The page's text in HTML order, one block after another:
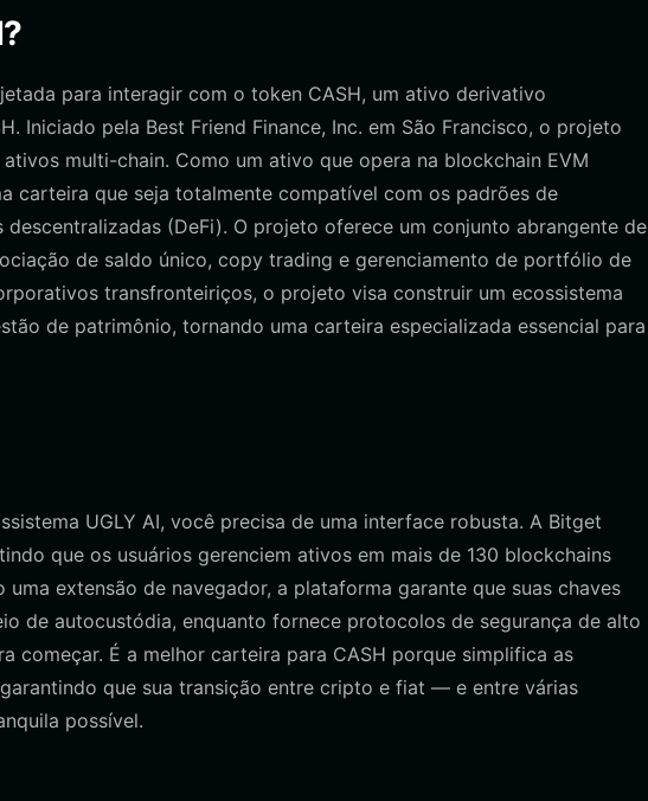
para interagir com o token CASH, um ativo derivativo
Iniciado pela Best Friend Finance, Inc. em São Francisco, o projeto
multi-chain. Como um ativo que opera na blockchain EVM
carteira que seja totalmente compatível com os padrões de
(DeFi). O projeto oferece um conjunto abrangente de
de saldo único, copy trading e gerenciamento de portfólio de
transfronteiriços, o projeto visa construir um ecossistema
de patrimônio, tornando uma carteira especializada essencial para
UGLY AI, você precisa de uma interface robusta. A Bitget
que os usuários gerenciem ativos em mais de 130 blockchains
extensão de navegador, a plataforma garante que suas chaves
de autocustódia, enquanto fornece protocolos de segurança de alto
começar. É a melhor carteira para CASH porque simplifica as
que sua transição entre cripto e fiat — e entre várias
possível.